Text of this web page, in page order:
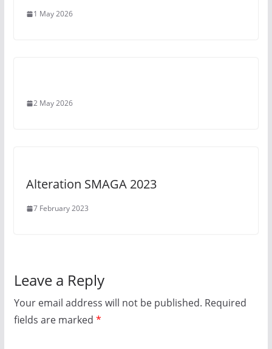
1 May 2026
2 May 2026
Alteration SMAGA 2023
7 February 2023
Leave a Reply
Your email address will not be published. Required
fields are marked *